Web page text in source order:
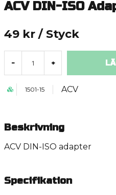
ACV DIN-ISO
49 kr / Styck
- +
1501-15 ACV
Beskrivning
ACV DIN-ISO adapter
Specifikation